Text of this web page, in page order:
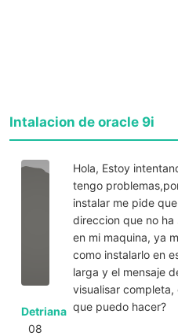
Intalacion de oracle 9i
Detriana
08
Hola, Estoy
tengo
instalar me pide
direccion que no
en mi maquina, ya
como instalarlo en
larga y el mensaje
visualisar completa,
que puedo hacer?